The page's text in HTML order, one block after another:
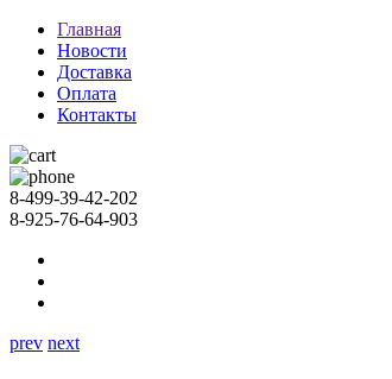
Главная
Новости
Доставка
Оплата
Контакты
8-499-39-42-202
8-925-76-64-903
prev next